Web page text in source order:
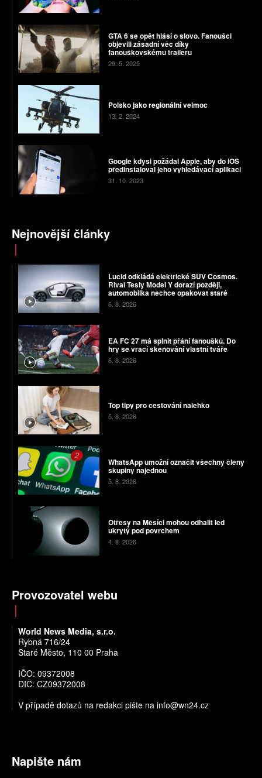
GTA 6 se opět hlásí o slovo. Fanoušci
objevili zásadní věc díky
fanouškovskému traileru
29. 5. 2025
Polsko jako regionální velmoc
13. 2. 2024
Google kdysi požádal Apple, aby do iOS
předinstaloval jeho vyhledávací aplikaci
31. 10. 2023
Nejnovější články
Lucid odkládá elektrické SUV Cosmos.
Rival Tesly Model Y dorazí později,
automobilka nechce opakovat staré
chyby
6. 8. 2026
EA FC 27 má splnit přání fanoušků. Do
hry se vrací skenování vlastní tváře
6. 8. 2026
Top tipy pro cestování nalehko
5. 8. 2026
WhatsApp umožní označit všechny členy
skupiny najednou
5. 8. 2026
Otřesy na Měsíci mohou odhalit led
ukrytý pod povrchem
4. 8. 2026
Provozovatel webu
World News Media, s.r.o.
Rybná 716/24
Staré Město, 110 00 Praha
IČO: 09372008
DIČ: CZ09372008
V případě dotazů na redakci pište na info@wn24.cz
Napište nám